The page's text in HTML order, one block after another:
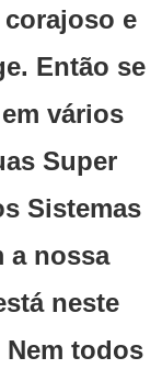
e
Então se
vários
Super
Sistemas
a nossa
neste
Nem todos